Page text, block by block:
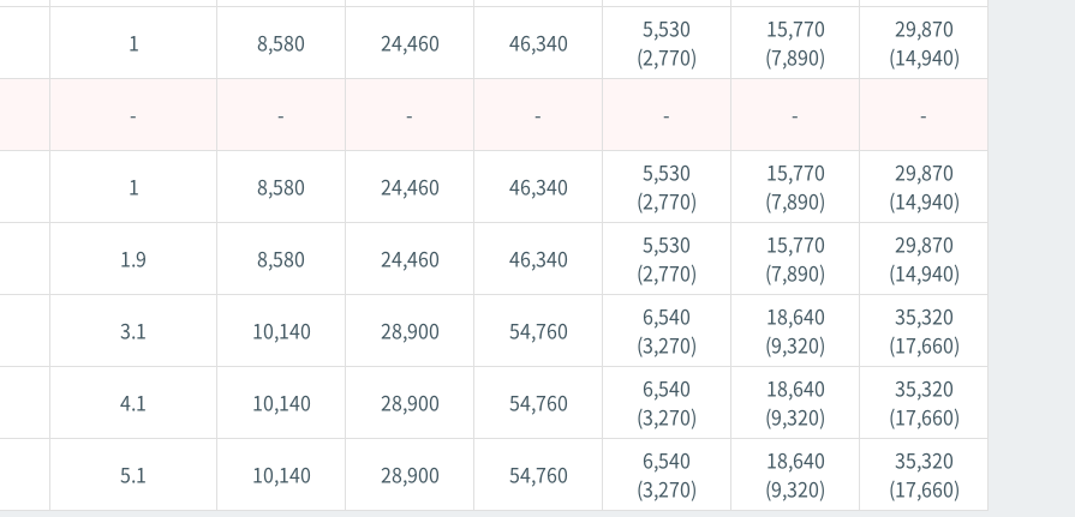
1 8,580 24,460 46,340
5,530
(2,770)
15,770
(7,890)
29,870
(14,940)
- - - - - - -
1 8,580 24,460 46,340
5,530
(2,770)
15,770
(7,890)
29,870
(14,940)
1.9 8,580 24,460 46,340
5,530
(2,770)
15,770
(7,890)
29,870
(14,940)
3.1 10,140 28,900 54,760
6,540
(3,270)
18,640
(9,320)
35,320
(17,660)
4.1 10,140 28,900 54,760
6,540
(3,270)
18,640
(9,320)
35,320
(17,660)
5.1 10,140 28,900 54,760
6,540
(3,270)
18,640
(9,320)
35,320
(17,660)